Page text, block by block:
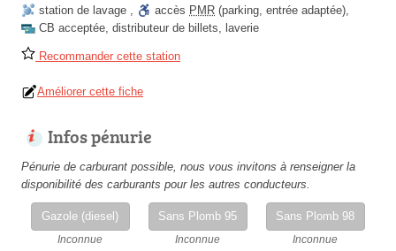
station de lavage , accès PMR (parking, entrée adaptée),
CB acceptée, distributeur de billets, laverie
Recommander cette station
Améliorer cette fiche
Infos pénurie
Pénurie de carburant possible, nous vous invitons à renseigner la
disponibilité des carburants pour les autres conducteurs.
Gazole (diesel)
Inconnue
Sans Plomb 95
Inconnue
Sans Plomb 98
Inconnue